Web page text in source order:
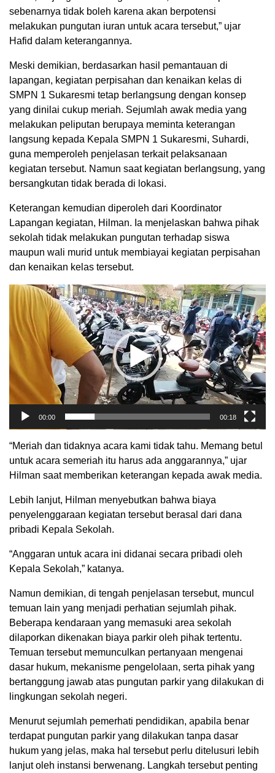
sebenarnya tidak boleh karena akan berpotensi
melakukan pungutan iuran untuk acara tersebut,” ujar
Hafid dalam keterangannya.
Meski demikian, berdasarkan hasil pemantauan di
lapangan, kegiatan perpisahan dan kenaikan kelas di
SMPN 1 Sukaresmi tetap berlangsung dengan konsep
yang dinilai cukup meriah. Sejumlah awak media yang
melakukan peliputan berupaya meminta keterangan
langsung kepada Kepala SMPN 1 Sukaresmi, Suhardi,
guna memperoleh penjelasan terkait pelaksanaan
kegiatan tersebut. Namun saat kegiatan berlangsung, yang
bersangkutan tidak berada di lokasi.
Keterangan kemudian diperoleh dari Koordinator
Lapangan kegiatan, Hilman. Ia menjelaskan bahwa pihak
sekolah tidak melakukan pungutan terhadap siswa
maupun wali murid untuk membiayai kegiatan perpisahan
dan kenaikan kelas tersebut.
Pemutar
Video
00:00 00:18
“Meriah dan tidaknya acara kami tidak tahu. Memang betul
untuk acara semeriah itu harus ada anggarannya,” ujar
Hilman saat memberikan keterangan kepada awak media.
Lebih lanjut, Hilman menyebutkan bahwa biaya
penyelenggaraan kegiatan tersebut berasal dari dana
pribadi Kepala Sekolah.
“Anggaran untuk acara ini didanai secara pribadi oleh
Kepala Sekolah,” katanya.
Namun demikian, di tengah penjelasan tersebut, muncul
temuan lain yang menjadi perhatian sejumlah pihak.
Beberapa kendaraan yang memasuki area sekolah
dilaporkan dikenakan biaya parkir oleh pihak tertentu.
Temuan tersebut memunculkan pertanyaan mengenai
dasar hukum, mekanisme pengelolaan, serta pihak yang
bertanggung jawab atas pungutan parkir yang dilakukan di
lingkungan sekolah negeri.
Menurut sejumlah pemerhati pendidikan, apabila benar
terdapat pungutan parkir yang dilakukan tanpa dasar
hukum yang jelas, maka hal tersebut perlu ditelusuri lebih
lanjut oleh instansi berwenang. Langkah tersebut penting